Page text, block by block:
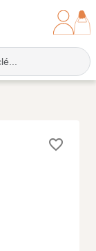
favorite_border